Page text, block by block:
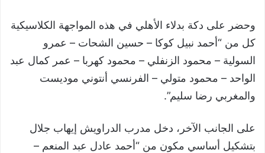
وحضر على دكة بدلاء الأهلي في هذه المواجهة الكلاسيكية
كل من “أحمد نبيل كوكا – حسين الشحات – عمرو
السولية – محمود الزنفلي – محمود كهربا – عمر كمال عبد
الواحد – محمود متولي – الفرنسي أنتوني موديست
والمغربي رضا سليم”.
على الجانب الآخر، دخل مدرب الدراويش إيهاب جلال
بتشكيل أساسي مكون من “أحمد عادل عبد المنعم –